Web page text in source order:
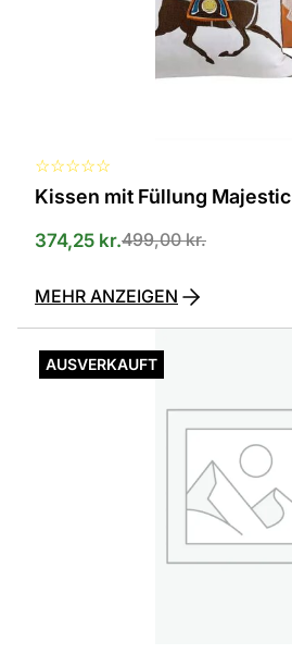
☆☆☆☆☆
Kissen mit Füllung Majestic
499,00kr.
374,25 kr.
MEHR ANZEIGEN
AUSVERKAUFT
Produkt
ist